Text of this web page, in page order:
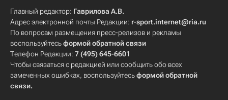
Главный редактор: Гаврилова А.В.
Адрес электронной почты Редакции: r-sport.internet@ria.ru
По вопросам размещения пресс-релизов и рекламы
воспользуйтесьформой обратной связи
Телефон Редакции: 7 (495) 645-6601
Чтобы связаться с редакцией или сообщить обо всех
замеченных ошибках, воспользуйтесьформой обратной
связи.